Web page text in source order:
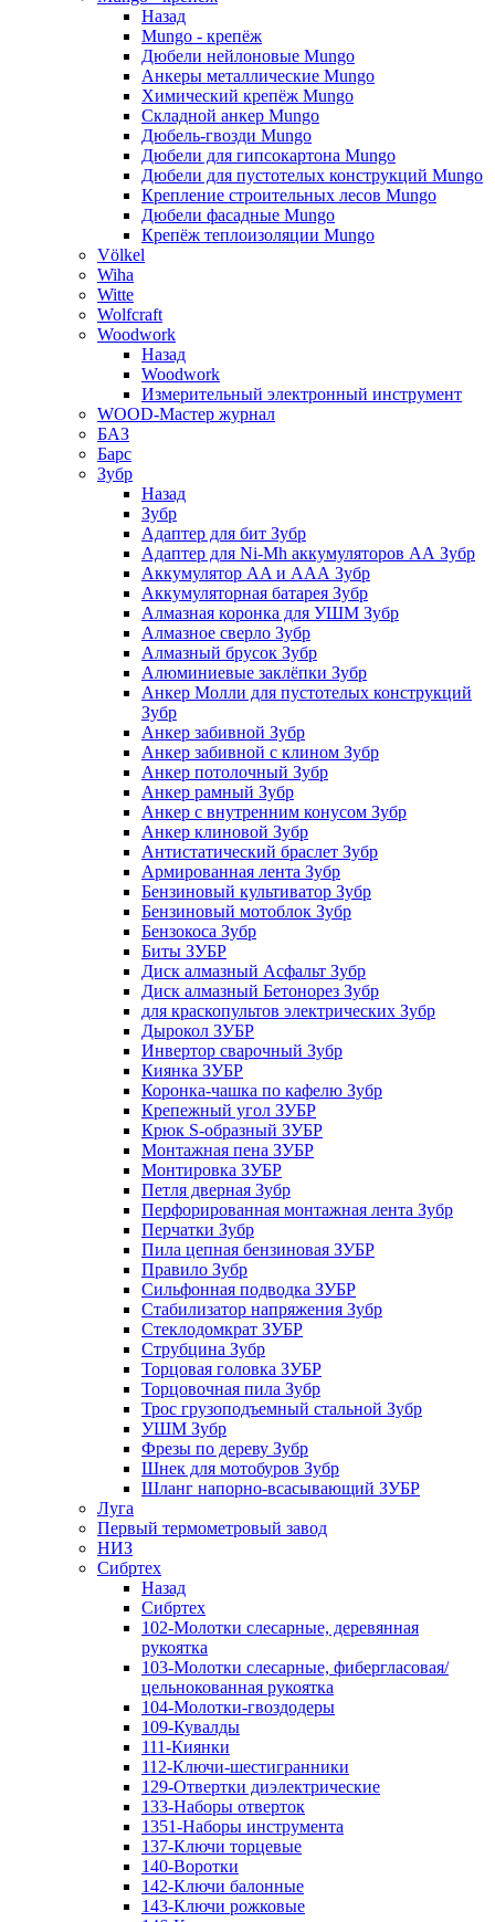
Назад
Mungo - крепёж
Дюбели нейлоновые Mungo
Анкеры металлические Mungo
Химический крепёж Mungo
Складной анкер Mungo
Дюбель-гвозди Mungo
Дюбели для гипсокартона Mungo
Дюбели для пустотелых конструкций Mungo
Крепление строительных лесов Mungo
Дюбели фасадные Mungo
Крепёж теплоизоляции Mungo
Völkel
Wiha
Witte
Wolfcraft
Woodwork
Назад
Woodwork
Измерительный электронный инструмент
WOOD-Мастер журнал
БАЗ
Барс
Зубр
Назад
Зубр
Адаптер для бит Зубр
Адаптер для Ni-Mh аккумуляторов АА Зубр
Аккумулятор AA и ААА Зубр
Аккумуляторная батарея Зубр
Алмазная коронка для УШМ Зубр
Алмазное сверло Зубр
Алмазный брусок Зубр
Алюминиевые заклёпки Зубр
Анкер Молли для пустотелых конструкций
Зубр
Анкер забивной Зубр
Анкер забивной с клином Зубр
Анкер потолочный Зубр
Анкер рамный Зубр
Анкер с внутренним конусом Зубр
Анкер клиновой Зубр
Антистатический браслет Зубр
Армированная лента Зубр
Бензиновый культиватор Зубр
Бензиновый мотоблок Зубр
Бензокоса Зубр
Биты ЗУБР
Диск алмазный Асфальт Зубр
Диск алмазный Бетонорез Зубр
для краскопультов электрических Зубр
Дырокол ЗУБР
Инвертор сварочный Зубр
Киянка ЗУБР
Коронка-чашка по кафелю Зубр
Крепежный угол ЗУБР
Крюк S-образный ЗУБР
Монтажная пена ЗУБР
Монтировка ЗУБР
Петля дверная Зубр
Перфорированная монтажная лента Зубр
Перчатки Зубр
Пила цепная бензиновая ЗУБР
Правило Зубр
Сильфонная подводка ЗУБР
Стабилизатор напряжения Зубр
Стеклодомкрат ЗУБР
Струбцина Зубр
Торцовая головка ЗУБР
Торцовочная пила Зубр
Трос грузоподъемный стальной Зубр
УШМ Зубр
Фрезы по дереву Зубр
Шнек для мотобуров Зубр
Шланг напорно-всасывающий ЗУБР
Луга
Первый термометровый завод
НИЗ
Сибртех
Назад
Сибртех
102-Молотки слесарные, деревянная
рукоятка
103-Молотки слесарные, фибергласовая/
цельнокованная рукоятка
104-Молотки-гвоздодеры
109-Кувалды
111-Киянки
112-Ключи-шестигранники
129-Отвертки диэлектрические
133-Наборы отверток
1351-Наборы инструмента
137-Ключи торцевые
140-Воротки
142-Ключи балонные
143-Ключи рожковые